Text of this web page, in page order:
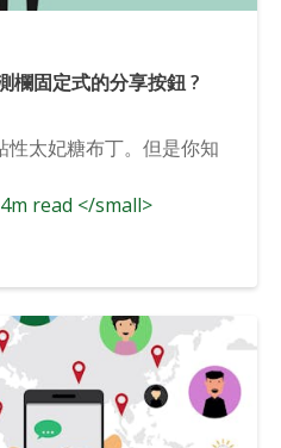
欄固定式的分享按鈕 ?
太妃糖布丁。但是你知
read </small>